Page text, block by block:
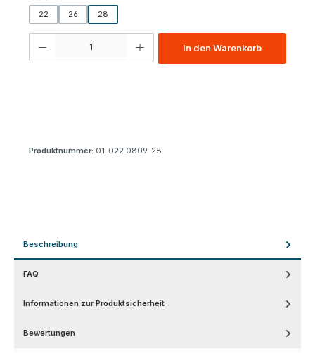
22 26 28
Produkt Anzahl: Gib den gewünschten Wert ein oder benutze die
In den Warenkorb
Produktnummer: 01-022 0809-28
Beschreibung
FAQ
Informationen zur Produktsicherheit
Bewertungen